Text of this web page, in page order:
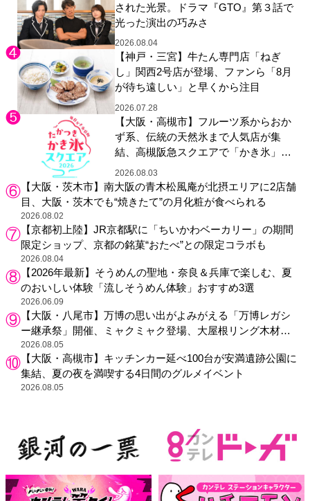
された光景。ドラマ『GTO』第３話で
光った演出の巧みさ
2026.08.04
【神戸・三宮】牛たん専門店「ねぎ
し」関西2号店が登場、ファンら「8月
が待ち遠しい」と早くから注目
2026.07.28
【大阪・高槻市】フルーツ系からおか
ず系、伝統の天然氷まで人気店が集
結、高槻阪急スクエアで「かき氷」祭
り
2026.08.03
【大阪・茨木市】南大阪の青木松風庵が北摂エリアに2店舗
目、大阪・茨木でも“焼きたて”の月化粧が食べられる
2026.08.02
【京都初上陸】JR京都駅に「ちいかわベーカリー」の期間
限定ショップ、京都の銘菓“おたべ”との限定コラボも
2026.08.04
【2026年最新】そうめんの聖地・奈良＆兵庫で楽しむ、夏
のおいしい体験「流しそうめん体験」おすすめ3選
2026.06.09
【大阪・八尾市】万博の思い出がよみがえる「万博レガシ
ー継承祭」開催、ミャクミャク登場、大屋根リング木材展
示も
2026.08.05
【大阪・高槻市】キッチンカー延べ100台が安満遺跡公園に
集結、夏の夜を満喫する4日間のグルメイベント
2026.08.05